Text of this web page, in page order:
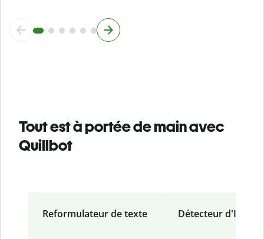
Tout est à portée de main avec
Quillbot
Reformulateur de texte Détecteur d'IA